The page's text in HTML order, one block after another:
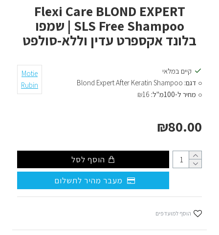
Flexi Care BLOND EXPERT
SLS Free Shampoo | שמפו
בלונד אקספרט עדין וללא-סולפט
₪80.00
קיים במלאי
דגם: Blond Expert After Keratin Shampoo
מחיר ל-100מ"ל:
₪16
Motie
Rubin
הוסף לסל
מעבר מהיר לתשלום
הוסף למועדפים